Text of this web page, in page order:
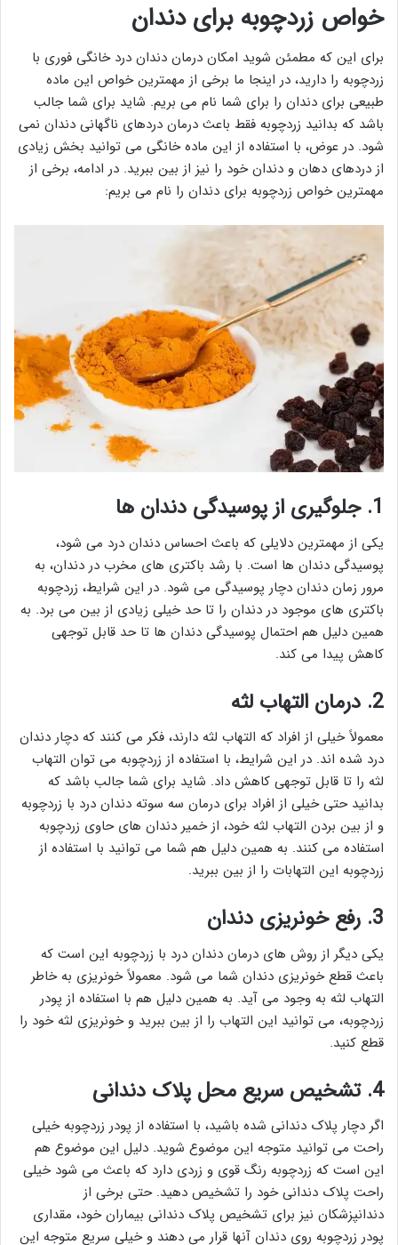
خواص زردچوبه برای دندان
برای این که مطمئن شوید امکان درمان دندان درد خانگی فوری با
زردچوبه را دارید، در اینجا ما برخی از مهمترین خواص این ماده
طبیعی برای دندان را برای شما نام می بریم. شاید برای شما جالب
باشد که بدانید زردچوبه فقط باعث درمان دردهای ناگهانی دندان نمی
شود. در عوض، با استفاده از این ماده خانگی می توانید بخش زیادی
از دردهای دهان و دندان خود را نیز از بین ببرید. در ادامه، برخی از
مهمترین خواص زردچوبه برای دندان را نام می بریم:
1. جلوگیری از پوسیدگی دندان ها
یکی از مهمترین دلایلی که باعث احساس دندان درد می شود،
پوسیدگی دندان ها است. با رشد باکتری های مخرب در دندان، به
مرور زمان دندان دچار پوسیدگی می شود. در این شرایط، زردچوبه
باکتری های موجود در دندان را تا حد خیلی زیادی از بین می برد. به
همین دلیل هم احتمال پوسیدگی دندان ها تا حد قابل توجهی
کاهش پیدا می کند.
2. درمان التهاب لثه
معمولاً خیلی از افراد که التهاب لثه دارند، فکر می کنند که دچار دندان
درد شده اند. در این شرایط، با استفاده از زردچوبه می توان التهاب
لثه را تا قابل توجهی کاهش داد. شاید برای شما جالب باشد که
بدانید حتی خیلی از افراد برای درمان سه سوته دندان درد با زردچوبه
و از بین بردن التهاب لثه خود، از خمیر دندان های حاوی زردچوبه
استفاده می کنند. به همین دلیل هم شما می توانید با استفاده از
زردچوبه این التهابات را از بین ببرید.
3. رفع خونریزی دندان
یکی دیگر از روش های درمان دندان درد با زردچوبه این است که
باعث قطع خونریزی دندان شما می شود. معمولاً خونریزی به خاطر
التهاب لثه به وجود می آید. به همین دلیل هم با استفاده از پودر
زردچوبه، می توانید این التهاب را از بین ببرید و خونریزی لثه خود را
قطع کنید.
4. تشخیص سریع محل پلاک دندانی
اگر دچار پلاک دندانی شده باشید، با استفاده از پودر زردچوبه خیلی
راحت می توانید متوجه این موضوع شوید. دلیل این موضوع هم
این است که زردچوبه رنگ قوی و زردی دارد که باعث می شود خیلی
راحت پلاک دندانی خود را تشخیص دهید. حتی برخی از
دندانپزشکان نیز برای تشخیص پلاک دندانی بیماران خود، مقداری
پودر زردچوبه روی دندان آنها قرار می دهند و خیلی سریع متوجه این